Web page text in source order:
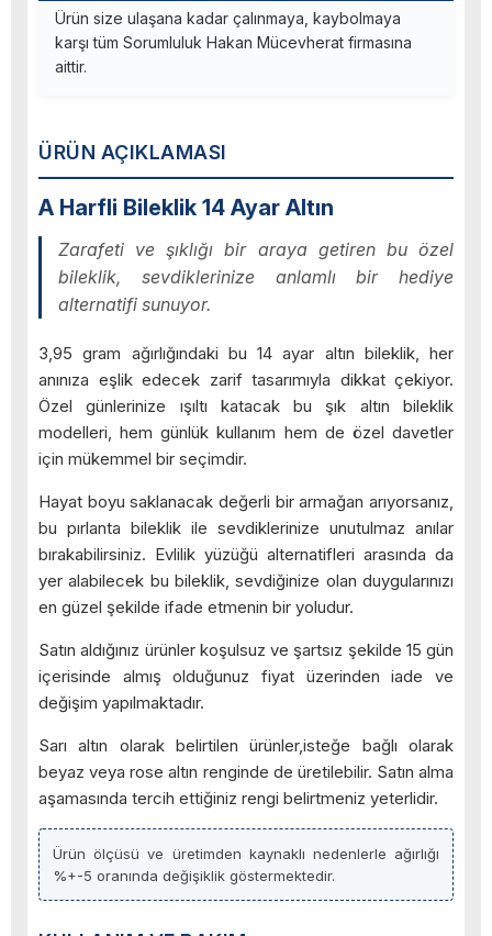
ÜRÜN AÇIKLAMASI
A Harfli Bileklik 14 Ayar Altın
Zarafeti ve şıklığı bir araya getiren bu özel
bileklik, sevdiklerinize anlamlı bir hediye
alternatifi sunuyor.
3,95 gram ağırlığındaki bu 14 ayar altın bileklik, her
anınıza eşlik edecek zarif tasarımıyla dikkat çekiyor.
Özel günlerinize ışıltı katacak bu şık altın bileklik
modelleri, hem günlük kullanım hem de özel davetler
için mükemmel bir seçimdir.
Hayat boyu saklanacak değerli bir armağan arıyorsanız,
bu pırlanta bileklik ile sevdiklerinize unutulmaz anılar
bırakabilirsiniz. Evlilik yüzüğü alternatifleri arasında da
yer alabilecek bu bileklik, sevdiğinize olan duygularınızı
en güzel şekilde ifade etmenin bir yoludur.
Satın aldığınız ürünler koşulsuz ve şartsız şekilde 15 gün
içerisinde almış olduğunuz fiyat üzerinden iade ve
değişim yapılmaktadır.
Sarı altın olarak belirtilen ürünler,isteğe bağlı olarak
beyaz veya rose altın renginde de üretilebilir. Satın alma
aşamasında tercih ettiğiniz rengi belirtmeniz yeterlidir.
Ürün ölçüsü ve üretimden kaynaklı nedenlerle ağırlığı
%+-5 oranında değişiklik göstermektedir.
Ürün size ulaşana kadar çalınmaya, kaybolmaya
karşı tüm Sorumluluk Hakan Mücevherat firmasına
aittir.